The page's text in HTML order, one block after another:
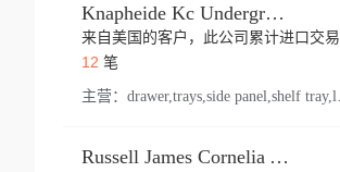
Knapheide Kc Underground
来自美国的客户，此公司累计进口交易
12 笔
主营：
Russell James Cornelia Arlington Va